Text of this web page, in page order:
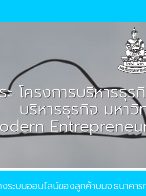
โครงการบริหาร
บริหารธุรกิจ มหา
ะบบออนไลน์ของลูกค้าบมจ.ธนาคา